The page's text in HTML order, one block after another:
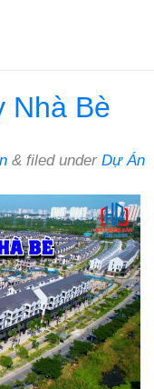
Nhà Bè
& filed under Dự Án